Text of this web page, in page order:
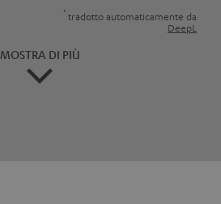
* tradotto automaticamente da
DeepL
MOSTRA DI PIÙ